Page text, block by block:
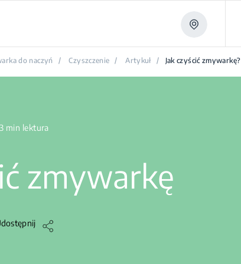
do naczyń / Czyszczenie / Artykuł / Jak czyścić zmywarkę?
3 min lektura
zmywarkę